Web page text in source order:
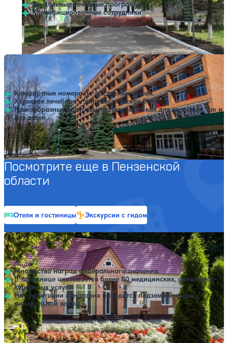
Уникальные лечебные программы
Квалифицированные сотрудники
Профилей лечения:10 Крытый бассейн
Санаторий Березовая роща
4.289 отзывов
Березовая роща
Комфортные номера по доступным ценам
Хорошая лечебная и диагностическая база
Разнообразные досуговые развлечения как для взрослых, так и
для детей
Профилей лечения:13 Крытый бассейн
Нет цен или свободных мест на выбранные даты
Выбрать другой вариант
Посмотрите еще в Пензенской
области
Отели и гостиницы Экскурсии с гидом
Санаторий Хопровские зори
4.682 отзыва
Колышлей
Множество наград федерального значения.
В здравнице оказывается более 80 медицинских, санаторно-
курортных услуг.
На территории санатория находится подземное озеро с
минеральной водой.
Профилей лечения:10 Крытый бассейн
Нет цен или свободных мест на выбранные даты
Выбрать другой вариант